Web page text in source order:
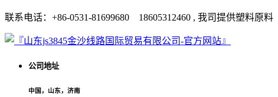
联系电话：+86-0531-81699680 18605312460 , 我司提供塑料原
公司地址
中国，山东，济南